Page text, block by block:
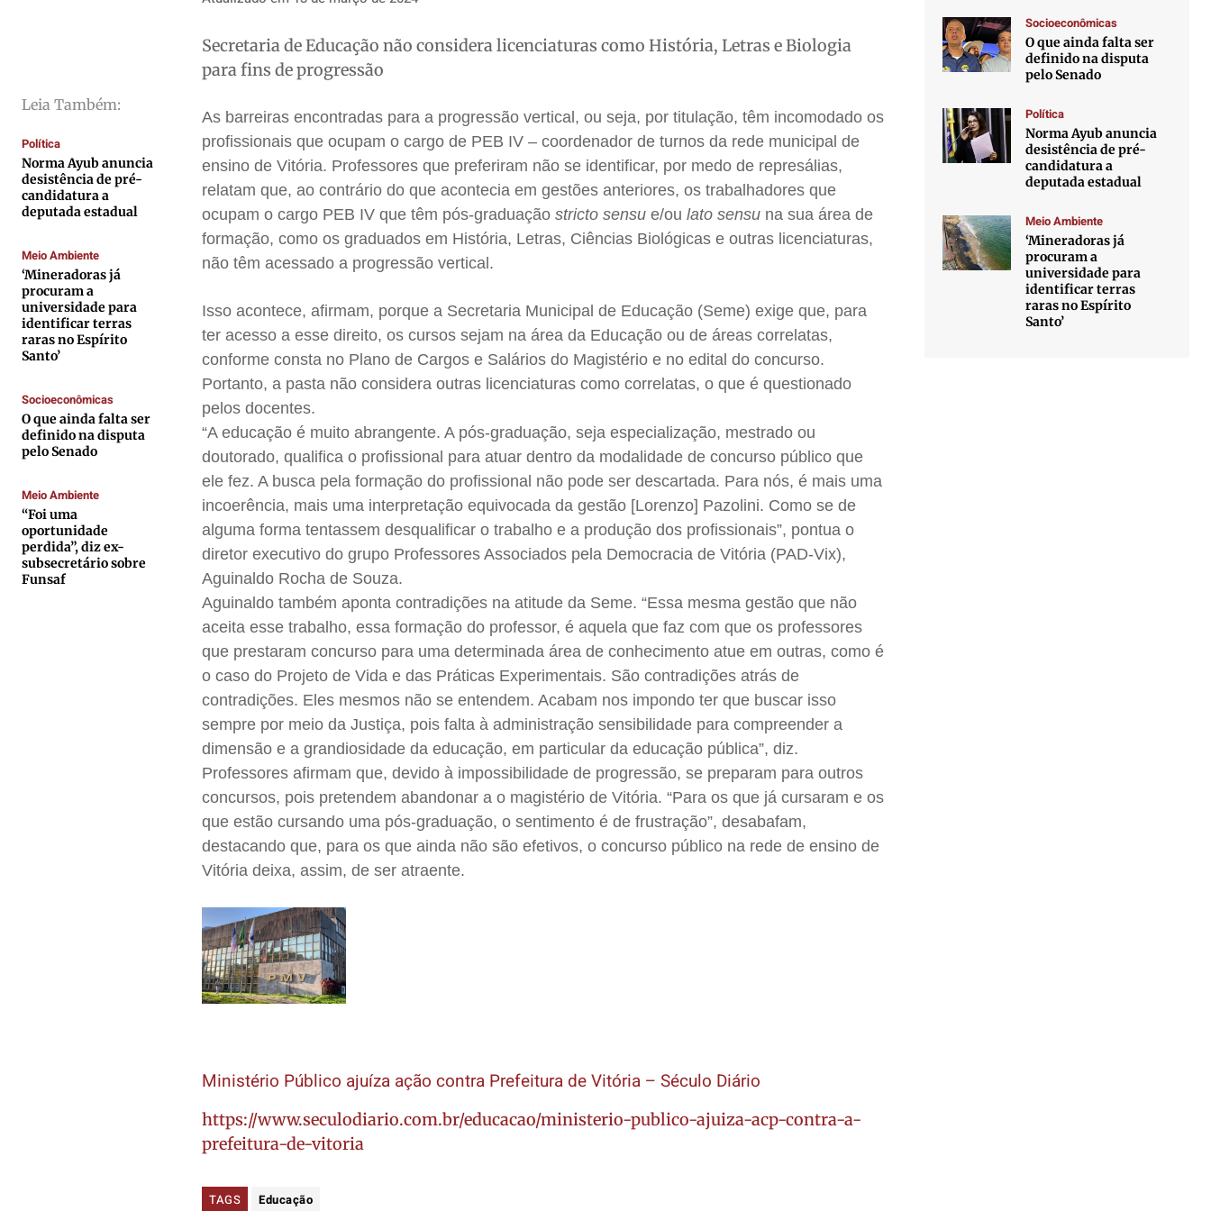
Colunas
Gustavo Bastos
Jr Mignone (in memorian)
Wanda Sily
Publicidade Legal
Anuncie
Quem Somos
Contato
Anuncie
Termos de Uso
Privacidade
Colunas
Gustavo Bastos
Jr Mignone (in memorian)
Wanda Sily
Publicidade Legal
Anuncie
Quem Somos
Contato
Anuncie
Termos de Uso
Privacidade
Colunas
Gustavo Bastos
Jr Mignone (in memorian)
Wanda Sily
Publicidade Legal
Anuncie
Quem Somos
Contato
Anuncie
Termos de Uso
Privacidade
Colunas
Gustavo Bastos
Jr Mignone (in memorian)
Wanda Sily
Publicidade Legal
Anuncie
Quem Somos
Contato
Anuncie
Termos de Uso
Privacidade
Leia Também:
Política
Norma Ayub anuncia
desistência de pré-
candidatura a
deputada estadual
Meio Ambiente
‘Mineradoras já
procuram a
universidade para
identificar terras
raras no Espírito
Santo’
Socioeconômicas
O que ainda falta ser
definido na disputa
pelo Senado
Meio Ambiente
“Foi uma
oportunidade
perdida”, diz ex-
subsecretário sobre
Funsaf
Secretaria de Educação não considera licenciaturas como História, Letras e Biologia
para fins de progressão
As barreiras encontradas para a progressão vertical, ou seja, por titulação, têm incomodado os
profissionais que ocupam o cargo de PEB IV – coordenador de turnos da rede municipal de
ensino de Vitória. Professores que preferiram não se identificar, por medo de represálias,
relatam que, ao contrário do que acontecia em gestões anteriores, os trabalhadores que
ocupam o cargo PEB IV que têm pós-graduaçãostricto sensu e/oulato sensu na sua área de
formação, como os graduados em História, Letras, Ciências Biológicas e outras licenciaturas,
não têm acessado a progressão vertical.
Isso acontece, afirmam, porque a Secretaria Municipal de Educação (Seme) exige que, para
ter acesso a esse direito, os cursos sejam na área da Educação ou de áreas correlatas,
conforme consta no Plano de Cargos e Salários do Magistério e no edital do concurso.
Portanto, a pasta não considera outras licenciaturas como correlatas, o que é questionado
pelos docentes.
“A educação é muito abrangente. A pós-graduação, seja especialização, mestrado ou
doutorado, qualifica o profissional para atuar dentro da modalidade de concurso público que
ele fez. A busca pela formação do profissional não pode ser descartada. Para nós, é mais uma
incoerência, mais uma interpretação equivocada da gestão [Lorenzo] Pazolini. Como se de
alguma forma tentassem desqualificar o trabalho e a produção dos profissionais”, pontua o
diretor executivo do grupo Professores Associados pela Democracia de Vitória (PAD-Vix),
Aguinaldo Rocha de Souza.
Aguinaldo também aponta contradições na atitude da Seme. “Essa mesma gestão que não
aceita esse trabalho, essa formação do professor, é aquela que faz com que os professores
que prestaram concurso para uma determinada área de conhecimento atue em outras, como é
o caso do Projeto de Vida e das Práticas Experimentais. São contradições atrás de
contradições. Eles mesmos não se entendem. Acabam nos impondo ter que buscar isso
sempre por meio da Justiça, pois falta à administração sensibilidade para compreender a
dimensão e a grandiosidade da educação, em particular da educação pública”, diz.
Professores afirmam que, devido à impossibilidade de progressão, se preparam para outros
concursos, pois pretendem abandonar a o magistério de Vitória. “Para os que já cursaram e os
que estão cursando uma pós-graduação, o sentimento é de frustração”, desabafam,
destacando que, para os que ainda não são efetivos, o concurso público na rede de ensino de
Vitória deixa, assim, de ser atraente.
Ministério Público ajuíza ação contra Prefeitura de Vitória – Século Diário
https://www.seculodiario.com.br/educacao/ministerio-publico-ajuiza-acp-contra-a-
prefeitura-de-vitoria
TAGS Educação
Socioeconômicas
O que ainda falta ser
definido na disputa
pelo Senado
Política
Norma Ayub anuncia
desistência de pré-
candidatura a
deputada estadual
Meio Ambiente
‘Mineradoras já
procuram a
universidade para
identificar terras
raras no Espírito
Santo’